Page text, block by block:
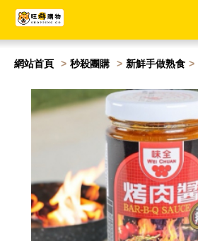
網站首頁 秒殺團購 新鮮手做熟食